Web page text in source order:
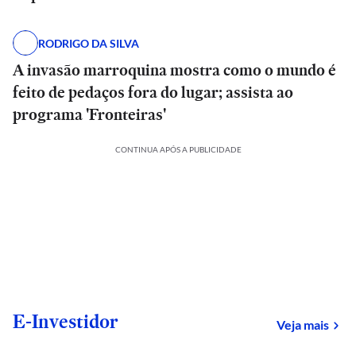
RODRIGO DA SILVA
A invasão marroquina mostra como o mundo é
feito de pedaços fora do lugar; assista ao
programa 'Fronteiras'
CONTINUA APÓS A PUBLICIDADE
E-Investidor Veja mais